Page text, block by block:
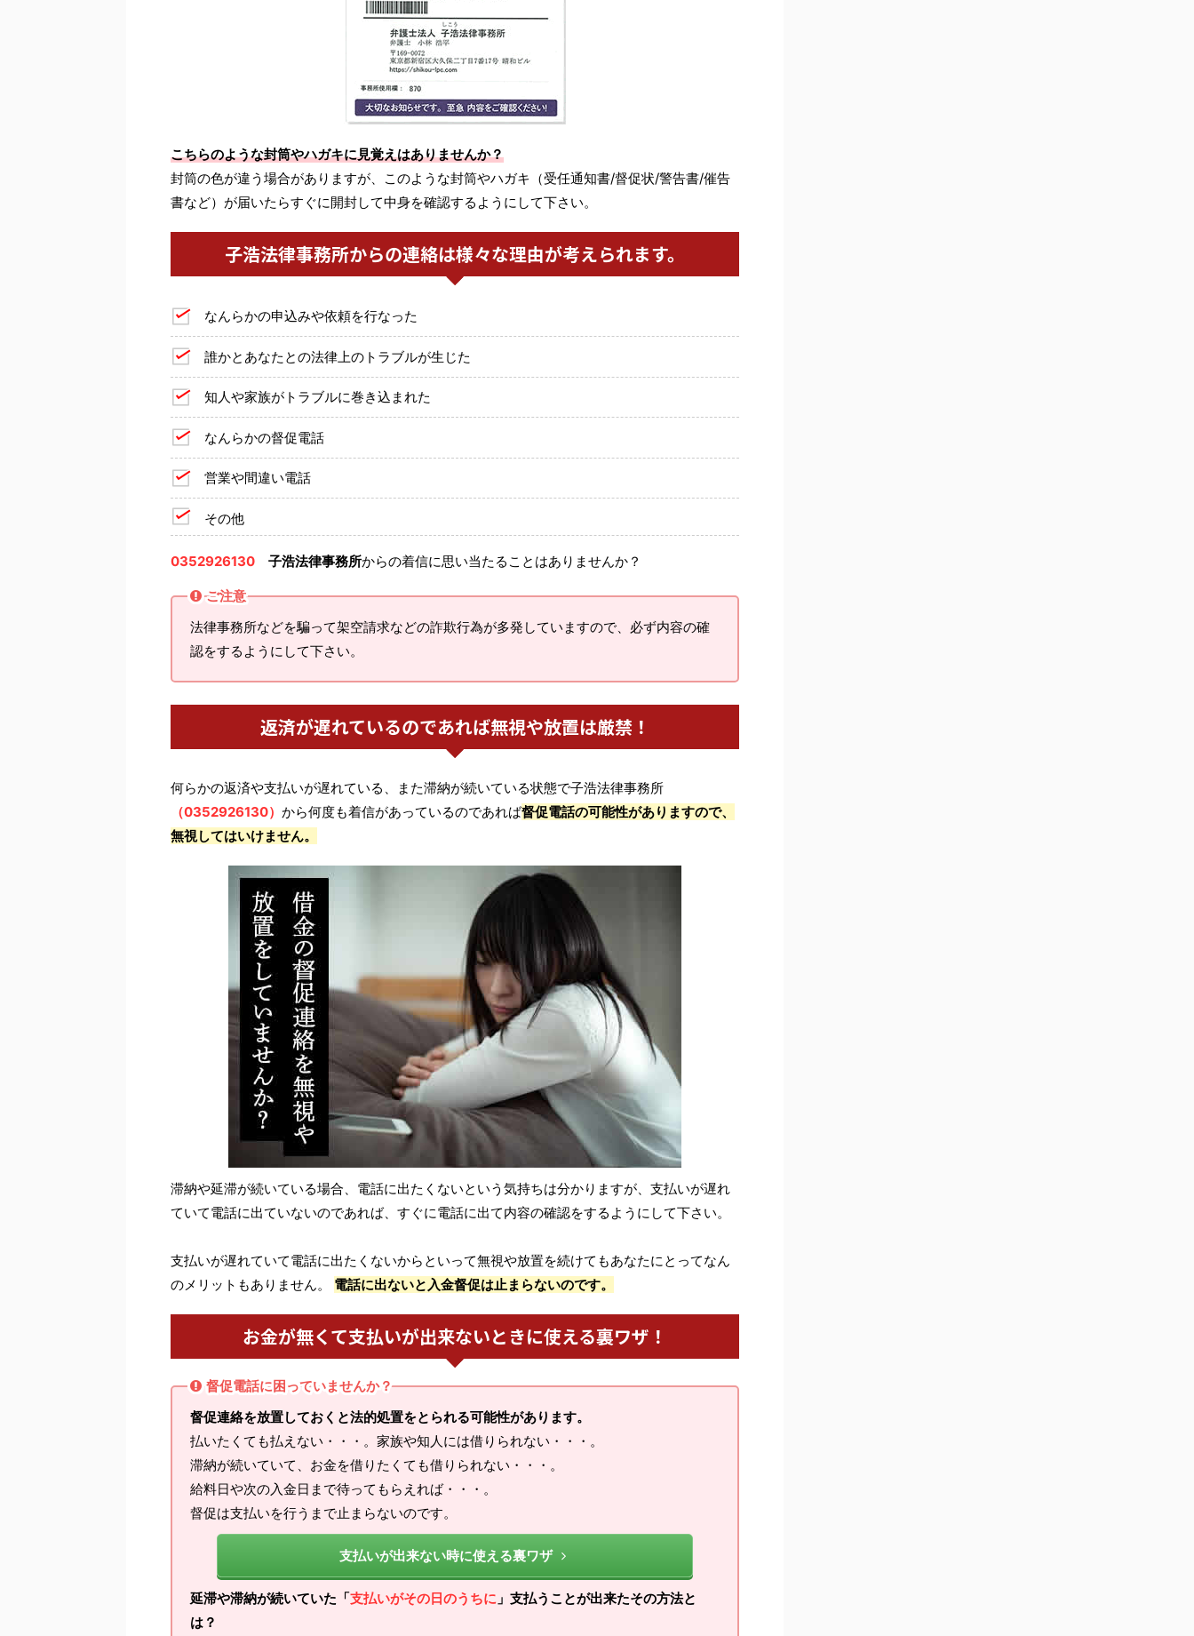
こちらのような封筒やハガキに見覚えはありませんか？
封筒の色が違う場合がありますが、このような封筒やハガキ（受任通知書/督促状/警告書/催告
書など）が届いたらすぐに開封して中身を確認するようにして下さい。
子浩法律事務所からの連絡は様々な理由が考えられます。
なんらかの申込みや依頼を行なった
誰かとあなたとの法律上のトラブルが生じた
知人や家族がトラブルに巻き込まれた
なんらかの督促電話
営業や間違い電話
その他
0352926130 子浩法律事務所からの着信に思い当たることはありませんか？
ご注意
法律事務所などを騙って架空請求などの詐欺行為が多発していますので、必ず内容の確
認をするようにして下さい。
返済が遅れているのであれば無視や放置は厳禁！
何らかの返済や支払いが遅れている、また滞納が続いている状態で子浩法律事務所
（0352926130） から何度も着信があっているのであれば督促電話の可能性がありますので、
無視してはいけません。
滞納や延滞が続いている場合、電話に出たくないという気持ちは分かりますが、支払いが遅れ
ていて電話に出ていないのであれば、すぐに電話に出て内容の確認をするようにして下さい。
支払いが遅れていて電話に出たくないからといって無視や放置を続けてもあなたにとってなん
のメリットもありません。 電話に出ないと入金督促は止まらないのです。
お金が無くて支払いが出来ないときに使える裏ワザ！
督促電話に困っていませんか？
督促連絡を放置しておくと法的処置をとられる可能性があります。
払いたくても払えない・・・。家族や知人には借りられない・・・。
滞納が続いていて、お金を借りたくても借りられない・・・。
給料日や次の入金日まで待ってもらえれば・・・。
督促は支払いを行うまで止まらないのです。
支払いが出来ない時に使える裏ワザ
延滞や滞納が続いていた「支払いがその日のうちに 」支払うことが出来たその方法と
は？